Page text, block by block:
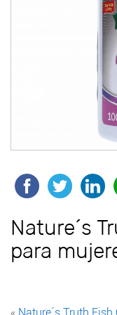
Nature´s
para
« Nature´s Truth